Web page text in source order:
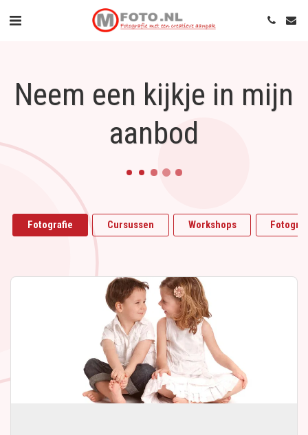
Neem een kijkje in mijn
aanbod
Fotografie Cursussen Workshops